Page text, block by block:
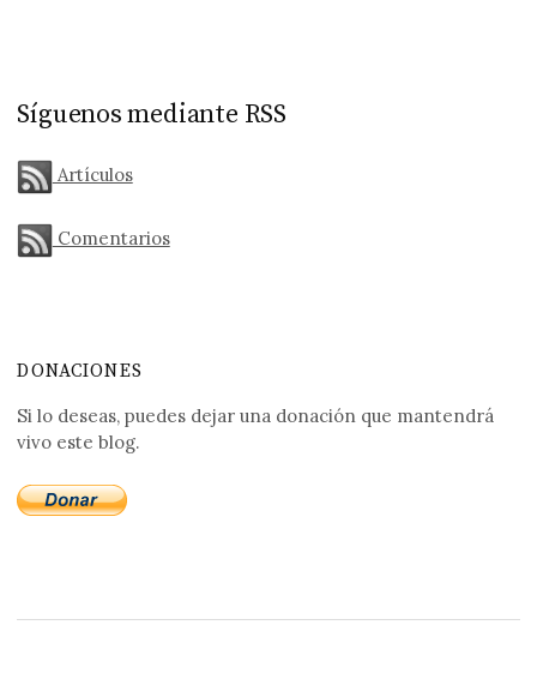
Síguenos mediante RSS
Artículos
Comentarios
DONACIONES
Si lo deseas, puedes dejar una donación que mantendrá
vivo este blog.